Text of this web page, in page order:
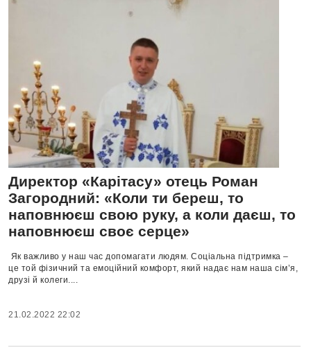
Директор «Карітасу» отець Роман
Загородний: «Коли ти береш, то
наповнюєш свою руку, а коли даєш, то
наповнюєш своє серце»
Як важливо у наш час допомагати людям. Соціальна підтримка –
це той фізичний та емоційний комфорт, який надає нам наша сім’я,
друзі й колеги....
21.02.2022 22:02